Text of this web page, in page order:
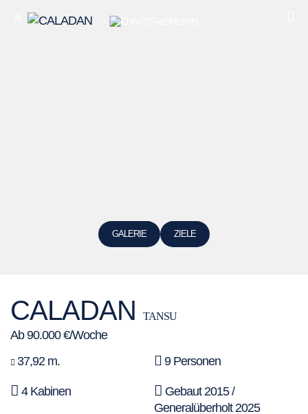
GALERIE ZIELE
CALADAN TANSU
Ab 90.000 €/Woche
37,92 m.
9 Personen
4 Kabinen
Gebaut 2015 /
Generalüberholt 2025